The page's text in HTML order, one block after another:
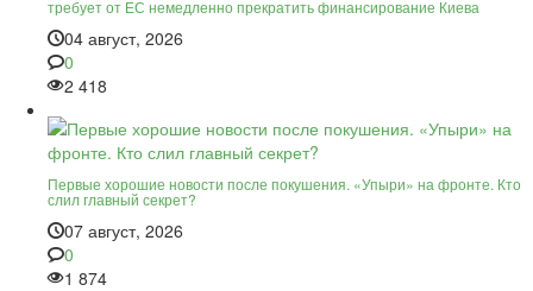
требует от ЕС немедленно прекратить финансирование Киева
04 август, 2026
0
2 418
Первые хорошие новости после покушения. «Упыри» на фронте. Кто
слил главный секрет?
07 август, 2026
0
1 874